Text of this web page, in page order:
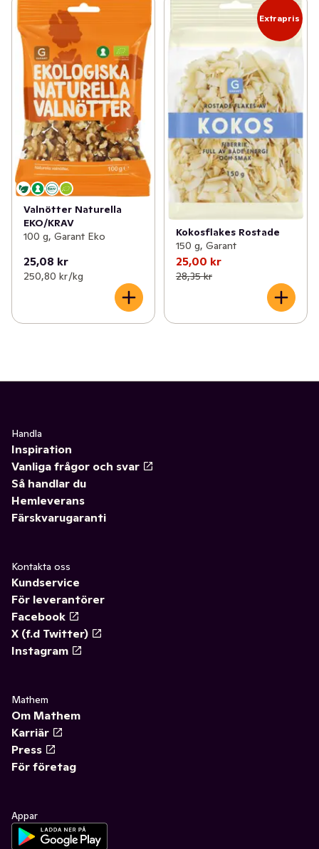
Valnötter Naturella
EKO/KRAV
100 g, Garant Eko
25,08 kr
250,80 kr /kg
Extrapris
Kokosflakes Rostade
150 g, Garant
25,00 kr
28,35 kr
Handla
Inspiration
Vanliga frågor och svar
Så handlar du
Hemleverans
Färskvarugaranti
Kontakta oss
Kundservice
För leverantörer
Facebook
X (f.d Twitter)
Instagram
Mathem
Om Mathem
Karriär
Press
För företag
Appar